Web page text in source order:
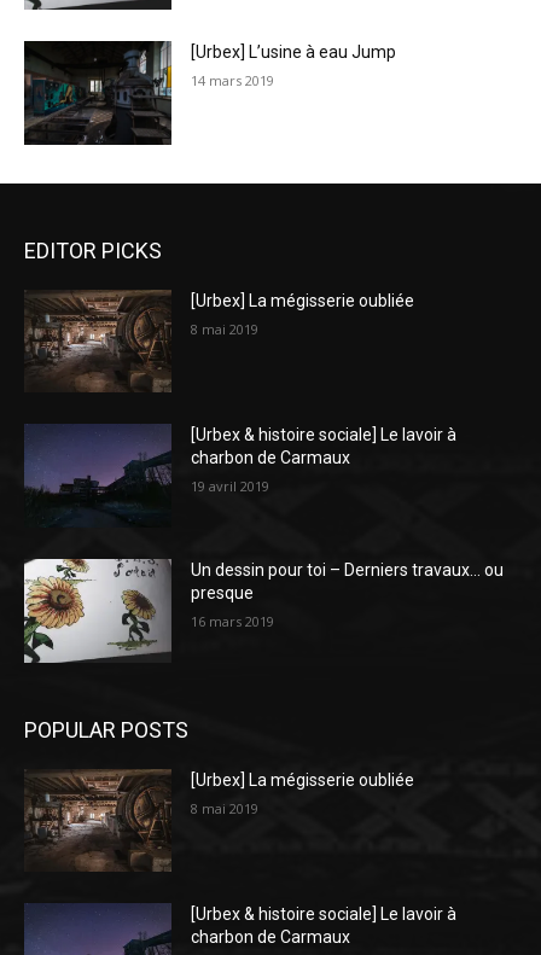
[Urbex] L’usine à eau Jump
14 mars 2019
EDITOR PICKS
[Urbex] La mégisserie oubliée
8 mai 2019
[Urbex & histoire sociale] Le lavoir à
charbon de Carmaux
19 avril 2019
Un dessin pour toi – Derniers travaux… ou
presque
16 mars 2019
POPULAR POSTS
[Urbex] La mégisserie oubliée
8 mai 2019
[Urbex & histoire sociale] Le lavoir à
charbon de Carmaux